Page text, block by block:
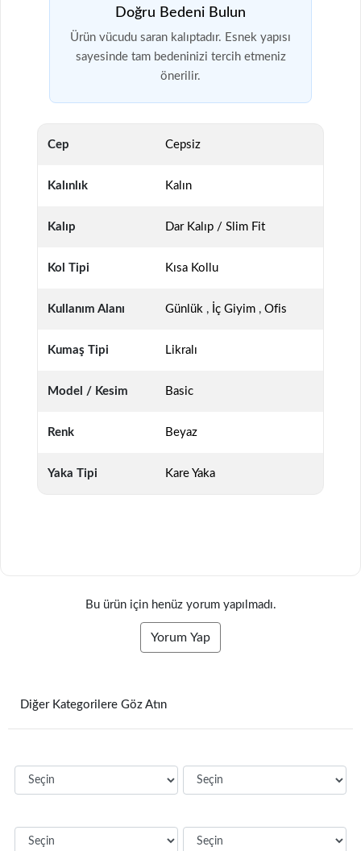
Doğru Bedeni Bulun
Ürün vücudu saran kalıptadır. Esnek yapısı
sayesinde tam bedeninizi tercih etmeniz
önerilir.
Cep Cepsiz
Kalınlık Kalın
Kalıp Dar Kalıp / Slim Fit
Kol Tipi Kısa Kollu
Kullanım Alanı Günlük , İç Giyim , Ofis
Kumaş Tipi Likralı
Model / Kesim Basic
Renk Beyaz
Yaka Tipi Kare Yaka
Bu ürün için henüz yorum yapılmadı.
Yorum Yap
Diğer Kategorilere Göz Atın